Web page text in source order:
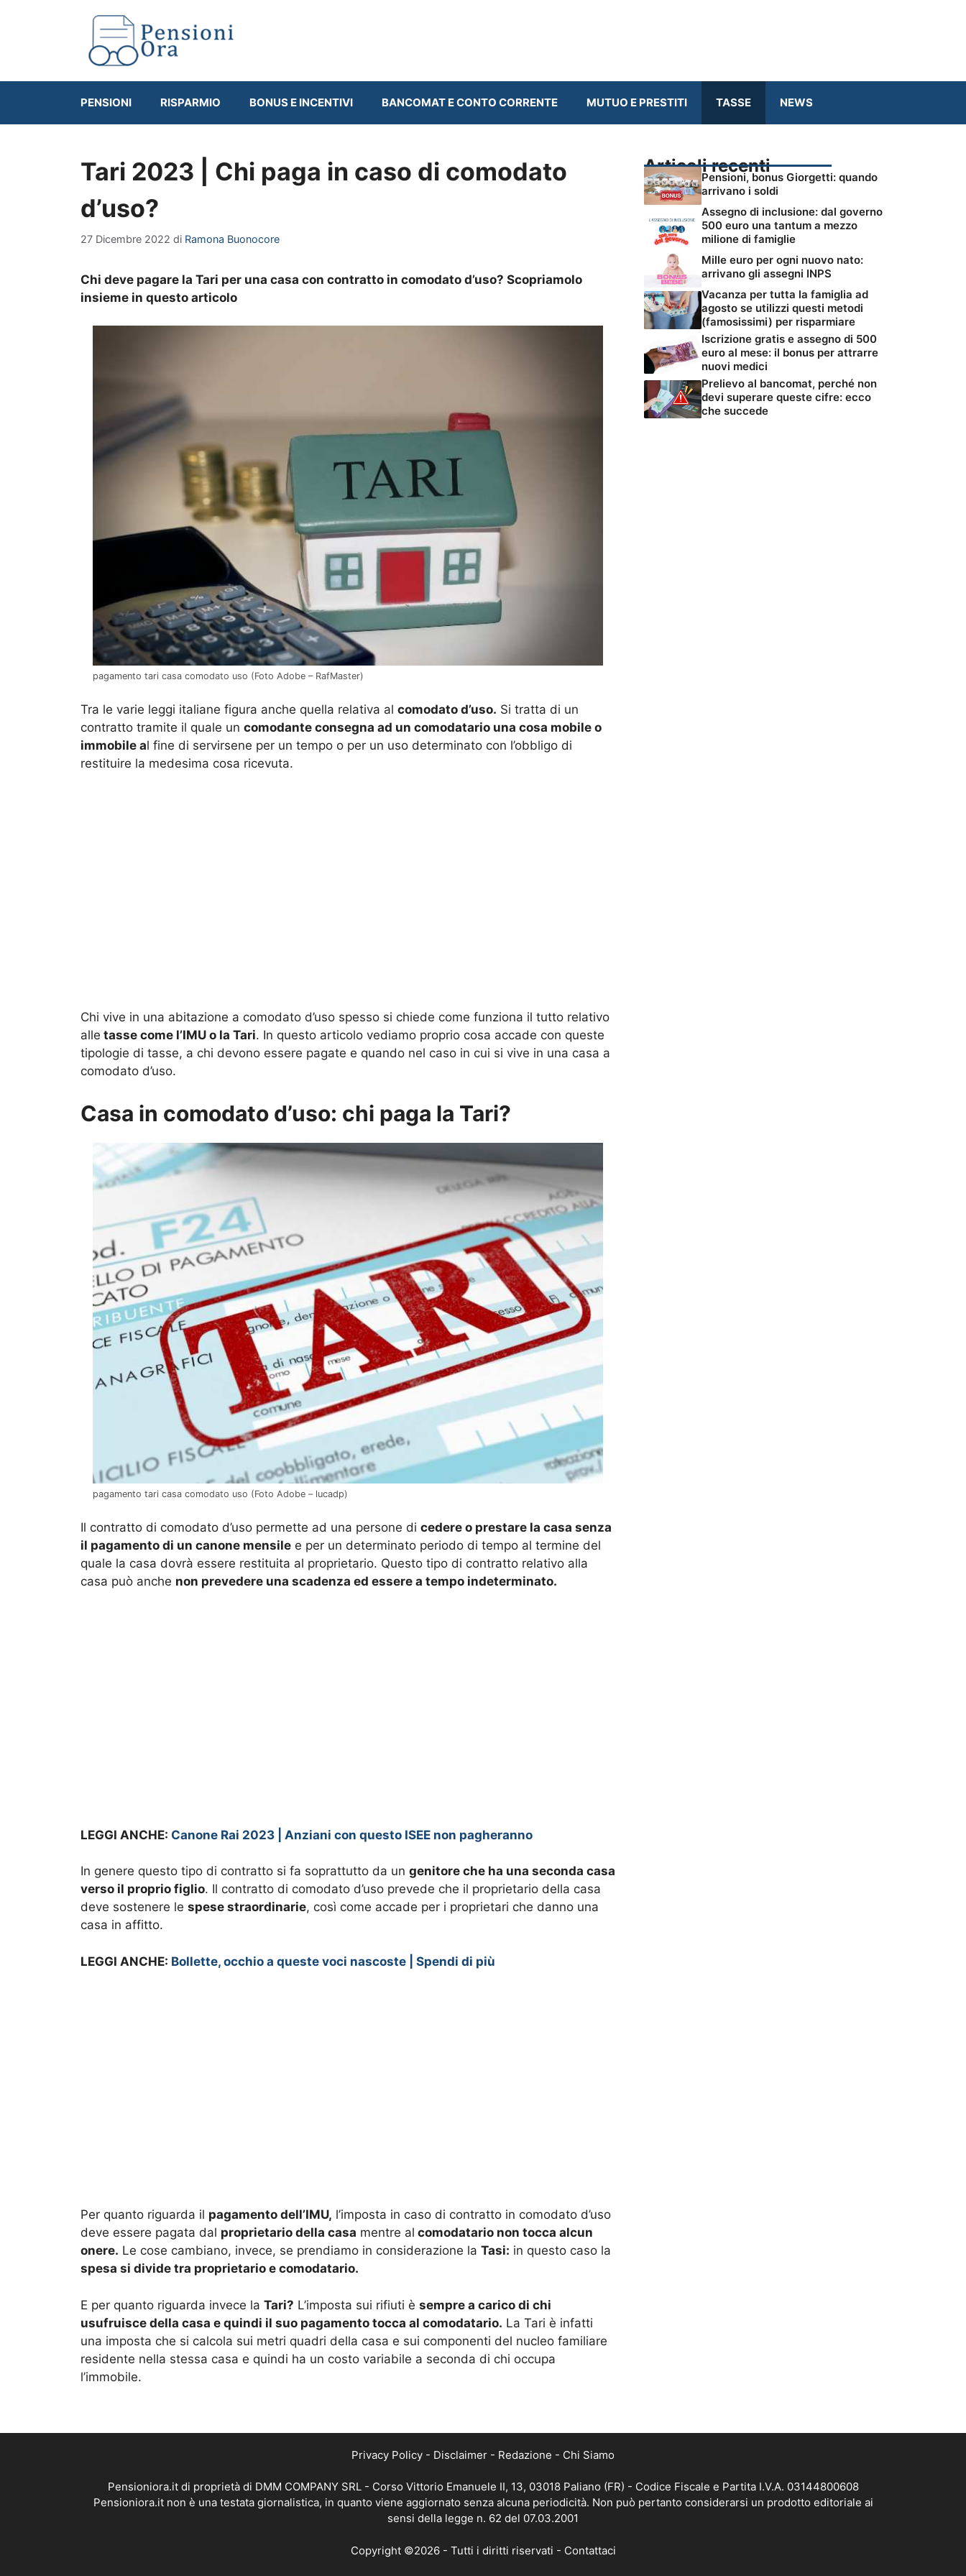
PENSIONI RISPARMIO BONUS E INCENTIVI BANCOMAT E CONTO CORRENTE MUTUO E PRESTITI TASSE NEWS
Tari 2023 | Chi paga in caso di comodato
d’uso?
27 Dicembre 2022 di Ramona Buonocore
Chi deve pagare la Tari per una casa con contratto in comodato d’uso? Scopriamolo
insieme in questo articolo
pagamento tari casa comodato uso (Foto Adobe – RafMaster)
Tra le varie leggi italiane figura anche quella relativa al comodato d’uso. Si tratta di un
contratto tramite il quale un comodante consegna ad un comodatario una cosa mobile o
immobile al fine di servirsene per un tempo o per un uso determinato con l’obbligo di
restituire la medesima cosa ricevuta.
Chi vive in una abitazione a comodato d’uso spesso si chiede come funziona il tutto relativo
alle tasse come l’IMU o la Tari. In questo articolo vediamo proprio cosa accade con queste
tipologie di tasse, a chi devono essere pagate e quando nel caso in cui si vive in una casa a
comodato d’uso.
Casa in comodato d’uso: chi paga la Tari?
pagamento tari casa comodato uso (Foto Adobe – lucadp)
Il contratto di comodato d’uso permette ad una persone di cedere o prestare la casa senza
il pagamento di un canone mensile e per un determinato periodo di tempo al termine del
quale la casa dovrà essere restituita al proprietario. Questo tipo di contratto relativo alla
casa può anche non prevedere una scadenza ed essere a tempo indeterminato.
LEGGI ANCHE: Canone Rai 2023 | Anziani con questo ISEE non pagheranno
In genere questo tipo di contratto si fa soprattutto da un genitore che ha una seconda casa
verso il proprio figlio. Il contratto di comodato d’uso prevede che il proprietario della casa
deve sostenere le spese straordinarie, così come accade per i proprietari che danno una
casa in affitto.
LEGGI ANCHE: Bollette, occhio a queste voci nascoste | Spendi di più
Per quanto riguarda il pagamento dell’IMU, l’imposta in caso di contratto in comodato d’uso
deve essere pagata dal proprietario della casa mentre al comodatario non tocca alcun
onere. Le cose cambiano, invece, se prendiamo in considerazione la Tasi: in questo caso la
spesa si divide tra proprietario e comodatario.
E per quanto riguarda invece la Tari? L’imposta sui rifiuti è sempre a carico di chi
usufruisce della casa e quindi il suo pagamento tocca al comodatario. La Tari è infatti
una imposta che si calcola sui metri quadri della casa e sui componenti del nucleo familiare
residente nella stessa casa e quindi ha un costo variabile a seconda di chi occupa
l’immobile.
Articoli recenti
Pensioni, bonus Giorgetti: quando
arrivano i soldi
Assegno di inclusione: dal governo
500 euro una tantum a mezzo
milione di famiglie
Mille euro per ogni nuovo nato:
arrivano gli assegni INPS
Vacanza per tutta la famiglia ad
agosto se utilizzi questi metodi
(famosissimi) per risparmiare
Iscrizione gratis e assegno di 500
euro al mese: il bonus per attrarre
nuovi medici
Prelievo al bancomat, perché non
devi superare queste cifre: ecco
che succede
Privacy Policy - Disclaimer - Redazione - Chi Siamo
Pensioniora.it di proprietà di DMM COMPANY SRL - Corso Vittorio Emanuele II, 13, 03018 Paliano (FR) - Codice Fiscale e Partita I.V.A. 03144800608
Pensioniora.it non è una testata giornalistica, in quanto viene aggiornato senza alcuna periodicità. Non può pertanto considerarsi un prodotto editoriale ai
sensi della legge n. 62 del 07.03.2001
Copyright ©2026 - Tutti i diritti riservati - Contattaci